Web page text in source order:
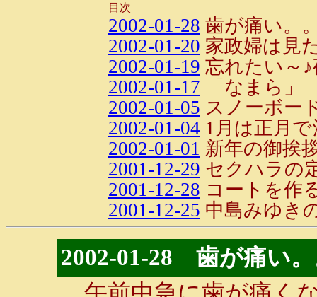
目次
2002-01-28 歯が痛い。
2002-01-20 家政婦は見
2002-01-19 忘れたい～
2002-01-17 「なまら」
2002-01-05 スノーボー
2002-01-04 1月は正月
2002-01-01 新年の御挨
2001-12-29 セクハラの
2001-12-28 コートを作
2001-12-25 中島みゆき
2002-01-28 歯が痛い